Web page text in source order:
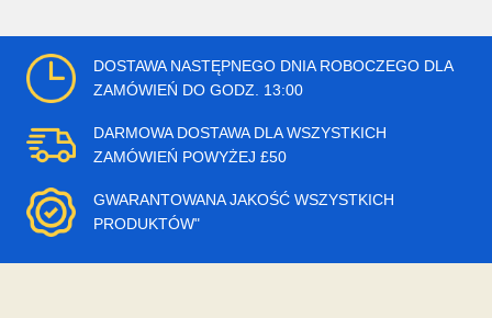
DOSTAWA NASTĘPNEGO DNIA ROBOCZEGO DLA
ZAMÓWIEŃ DO GODZ. 13:00
DARMOWA DOSTAWA DLA WSZYSTKICH
ZAMÓWIEŃ POWYŻEJ £50
GWARANTOWANA JAKOŚĆ WSZYSTKICH
PRODUKTÓW"